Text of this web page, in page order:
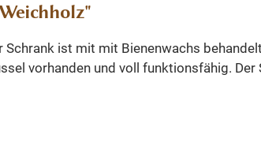
ist mit mit Bienenwachs
vorhanden und voll funktionsfähig.